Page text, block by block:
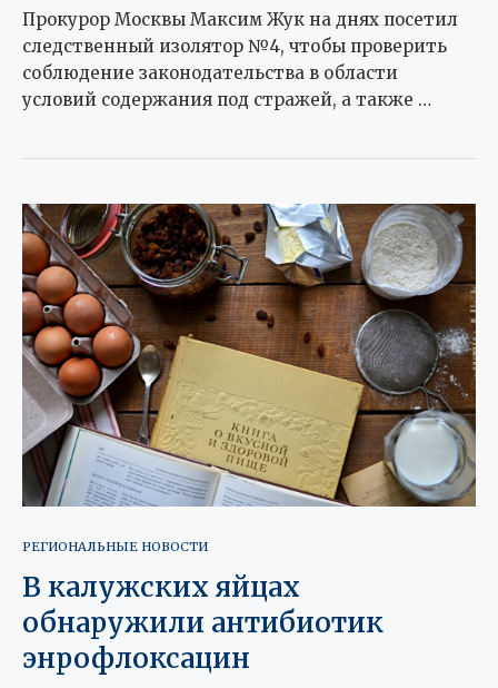
Прокурор Москвы Максим Жук на днях посетил
следственный изолятор №4, чтобы проверить
соблюдение законодательства в области
условий содержания под стражей, а также …
РЕГИОНАЛЬНЫЕ НОВОСТИ
В калужских яйцах
обнаружили антибиотик
энрофлоксацин